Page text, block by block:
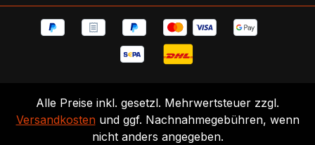
Alle Preise inkl. gesetzl. Mehrwertsteuer zzgl.
Versandkosten und ggf. Nachnahmegebühren, wenn
nicht anders angegeben.